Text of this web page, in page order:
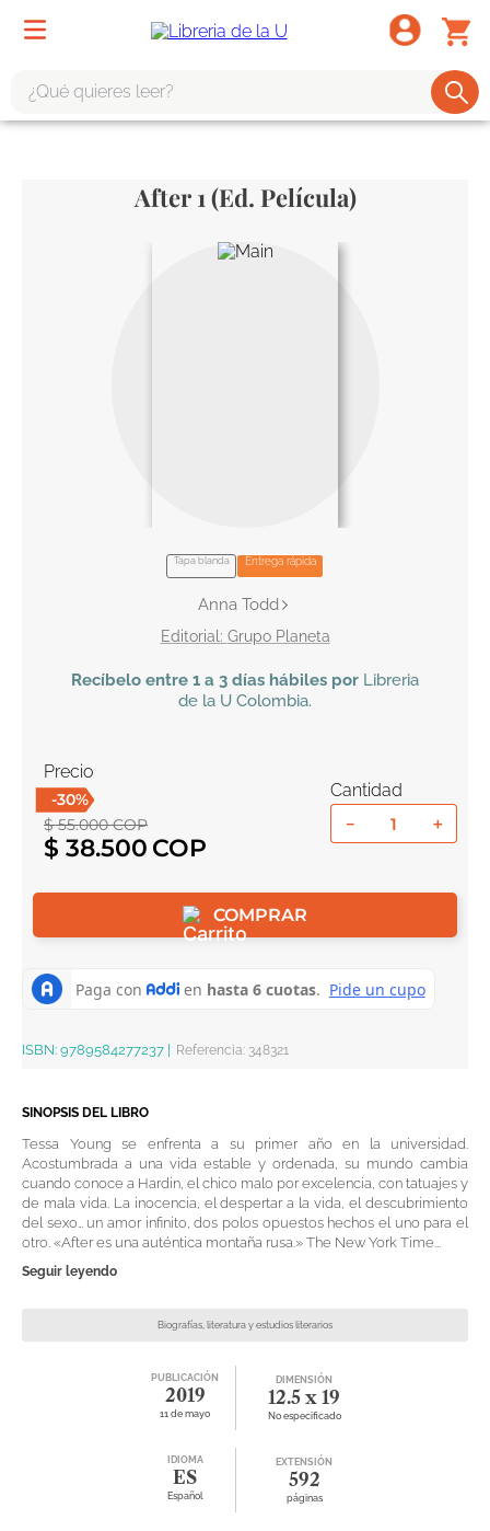
After 1 (Ed. Película)
Tapa blanda Entrega rápida
Anna Todd
Grupo Planeta
Recíbelo entre 1 a 3 días hábiles por Libreria
de la U Colombia.
Precio
-30%
$ 55.000COP
$ 38.500
Cantidad
＋
－
COMPRAR
ISBN: 9789584277237 Referencia: 348321
SINOPSIS DEL LIBRO
Tessa Young se enfrenta a su primer año en la universidad.
Acostumbrada a una vida estable y ordenada, su mundo cambia
cuando conoce a Hardin, el chico malo por excelencia, con tatuajes y
de mala vida. La inocencia, el despertar a la vida, el descubrimiento
del sexo… un amor infinito, dos polos opuestos hechos el uno para el
otro. «After es una auténtica montaña rusa.» The New York Time...
Seguir leyendo
Biografías, literatura y estudios literarios
PUBLICACIÓN
2019
11 de mayo
DIMENSIÓN
12.5 x 19
No especificado
IDIOMA
ES
Español
EXTENSIÓN
592
páginas